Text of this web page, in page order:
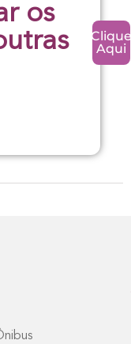
os
Clique
Aqui